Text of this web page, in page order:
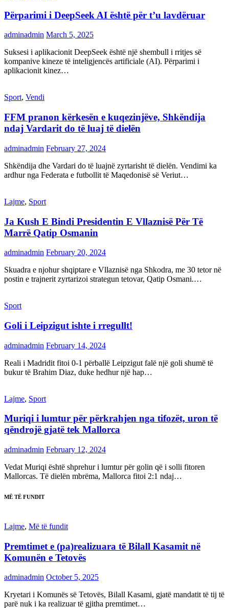
Përparimi i DeepSeek AI është për t’u lavdëruar
adminadmin March 5, 2025
Suksesi i aplikacionit DeepSeek është një shembull i rritjes së
kompanive kineze të inteligjencës artificiale (AI). Përparimi i
aplikacionit kinez…
Sport, Vendi
FFM pranon kërkesën e kuqezinjëve, Shkëndija
ndaj Vardarit do të luaj të dielën
adminadmin February 27, 2024
Shkëndija dhe Vardari do të luajnë zyrtarisht të dielën. Vendimi ka
ardhur nga Federata e futbollit të Maqedonisë së Veriut…
Lajme, Sport
Ja Kush E Bindi Presidentin E Vllaznisë Për Të
Marrë Qatip Osmanin
adminadmin February 20, 2024
Skuadra e njohur shqiptare e Vllaznisë nga Shkodra, me 30 tetor në
postin e trajnerit zyrtarizoi strategun tetovar, Qatip Osmani.…
Sport
Goli i Leipzigut ishte i rregullt!
adminadmin February 14, 2024
Reali i Madridit fitoi 0-1 përballë Leipzigut falë një goli shumë të
bukur të Brahim Diaz, duke hedhur një hap…
Lajme, Sport
Muriqi i lumtur për përkrahjen nga tifozët, uron të
qëndrojë gjatë tek Mallorca
adminadmin February 12, 2024
Vedat Muriqi është shprehur i lumtur për golin që i solli fitoren
Mallorcas. Të dielën mbrëma, Mallorca fitoi 2:1 ndaj…
MË TË FUNDIT
Lajme, Më të fundit
Premtimet e (pa)realizuara të Bilall Kasamit në
Komunën e Tetovës
adminadmin October 5, 2025
Kryetari i Komunës së Tetovës, Bilall Kasami, gjatë mandatit të tij të
parë nuk i ka realizuar të gjitha premtimet…